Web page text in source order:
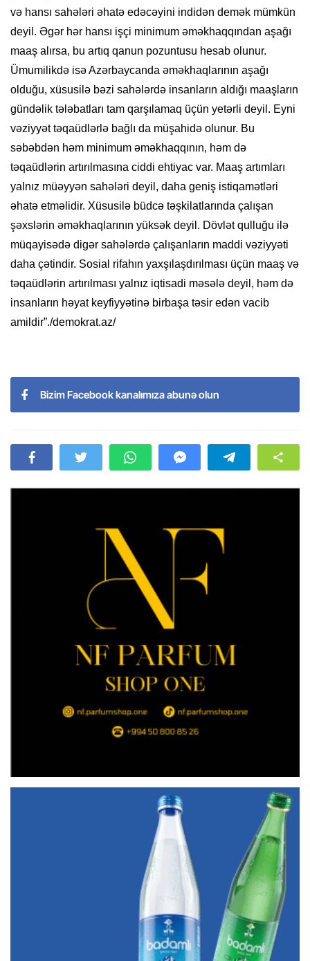
və hansı sahələri əhatə edəcəyini indidən demək mümkün
deyil. Əgər hər hansı işçi minimum əməkhaqqından aşağı
maaş alırsa, bu artıq qanun pozuntusu hesab olunur.
Ümumilikdə isə Azərbaycanda əməkhaqlarının aşağı
olduğu, xüsusilə bəzi sahələrdə insanların aldığı maaşların
gündəlik tələbatları tam qarşılamaq üçün yetərli deyil. Eyni
vəziyyət təqaüdlərlə bağlı da müşahidə olunur. Bu
səbəbdən həm minimum əməkhaqqının, həm də
təqaüdlərin artırılmasına ciddi ehtiyac var. Maaş artımları
yalnız müəyyən sahələri deyil, daha geniş istiqamətləri
əhatə etməlidir. Xüsusilə büdcə təşkilatlarında çalışan
şəxslərin əməkhaqlarının yüksək deyil. Dövlət qulluğu ilə
müqayisədə digər sahələrdə çalışanların maddi vəziyyəti
daha çətindir. Sosial rifahın yaxşılaşdırılması üçün maaş və
təqaüdlərin artırılması yalnız iqtisadi məsələ deyil, həm də
insanların həyat keyfiyyətinə birbaşa təsir edən vacib
amildir”./demokrat.az/
Bizim Facebook kanalımıza abunə olun